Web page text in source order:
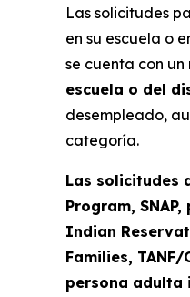
Las solicitudes
en su escuela o
se cuenta con
escuela o del
desempleado,
categoría.
Las solicitudes
Program,
Indian
Families,
persona adulta